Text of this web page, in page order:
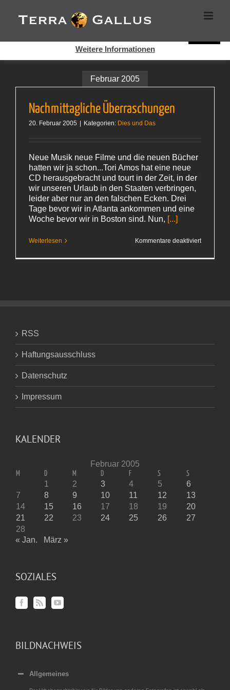
Inhalt
springen
Februar 2005
Nachmittagliche Überraschungen
20. Februar 2005 Kategorien: Dies und Das
Neue Musik neue Filme und die neuen Bücher
hatten wir ja schon...Tori Amos hat eine neue
CD herausgebracht und tourt in der Zeit, in der
wir unseren Urlaub in den Staaten verbringen,
leider aber nur an den falschen Ecken. Drei
Tage bevor wir in Atlanta ankommen und eine
Woche bevor wir in Boston sind. Nun, [...]
Weiterlesen Kommentare deaktiviertfür
RSS
Haftungsausschluss
Datenschutz
Impressum
KALENDER
Februar 2005
M D M D F S S
1 2 3 4 5
6
7
8 9 10 11 12
13
14
15 16 17 18 19
20
21
22 23 24 25 26
27
28
« Jan.
März »
SOZIALES
BILDNACHWEIS
Allgemeines
Cookies helfen auf auf dieser Seite bei der Bereitstellung der
Dienste. Durch die Nutzung dieser Webseite erklären Sie sich
Weitere Informationen